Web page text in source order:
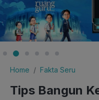
Home Fakta Seru
Tips Bangun